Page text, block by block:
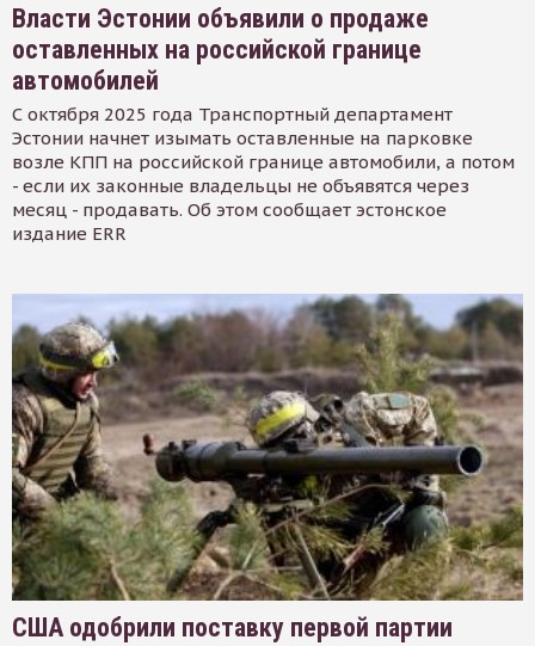
Власти Эстонии объявили о продаже
оставленных на российской границе
автомобилей
С октября 2025 года Транспортный департамент
Эстонии начнет изымать оставленные на парковке
возле КПП на российской границе автомобили, а потом
- если их законные владельцы не объявятся через
месяц - продавать. Об этом сообщает эстонское
издание ERR
США одобрили поставку первой партии